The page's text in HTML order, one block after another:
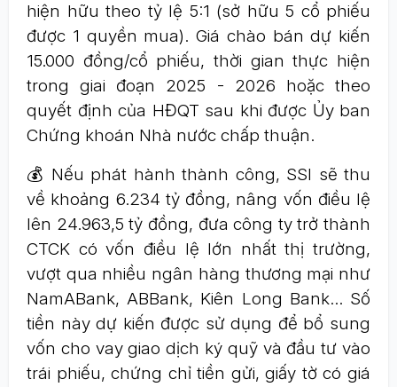
hiện hữu theo tỷ lệ 5:1 (sở hữu 5 cổ phiếu
được 1 quyền mua). Giá chào bán dự kiến
15.000 đồng/cổ phiếu, thời gian thực hiện
trong giai đoạn 2025 - 2026 hoặc theo
quyết định của HĐQT sau khi được Ủy ban
Chứng khoán Nhà nước chấp thuận.
💰 Nếu phát hành thành công, SSI sẽ thu
về khoảng 6.234 tỷ đồng, nâng vốn điều lệ
lên 24.963,5 tỷ đồng, đưa công ty trở thành
CTCK có vốn điều lệ lớn nhất thị trường,
vượt qua nhiều ngân hàng thương mại như
NamABank, ABBank, Kiên Long Bank… Số
tiền này dự kiến được sử dụng để bổ sung
vốn cho vay giao dịch ký quỹ và đầu tư vào
trái phiếu, chứng chỉ tiền gửi, giấy tờ có giá